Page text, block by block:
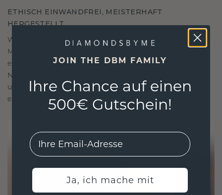
ETHISCH EINWANDFREI, MEISTERHAFT
HERGESTELLT
Wir wählen nur die besten, umweltfreundlichen
Materialien und Labor Diamanten aus. Unsere
erfahrenen Goldschmiede verbinden
Nachhaltigkeit mit beispielloser Handwerkskunst
und stellen so sicher, dass Ihr Schmuck ebenso
ethisch wie exquisit ist.
JOIN THE DBM FAMILY
Ihre Chance auf einen
500€ Gutschein!
EMail
Ja, ich mache mit